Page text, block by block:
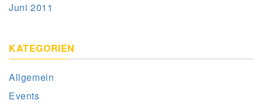
Juni 2011
KATEGORIEN
Allgemein
Events